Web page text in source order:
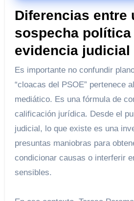
Diferencias entre
sospecha política
evidencia judicial
Es importante no confundir
“cloacas del PSOE” pertenece
mediático. Es una fórmula de
calificación jurídica. Desde el
judicial, lo que existe es una
presuntas maniobras para
condicionar causas o interferir
sensibles.